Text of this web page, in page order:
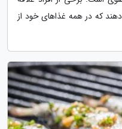
که در همه غذاهای خود از